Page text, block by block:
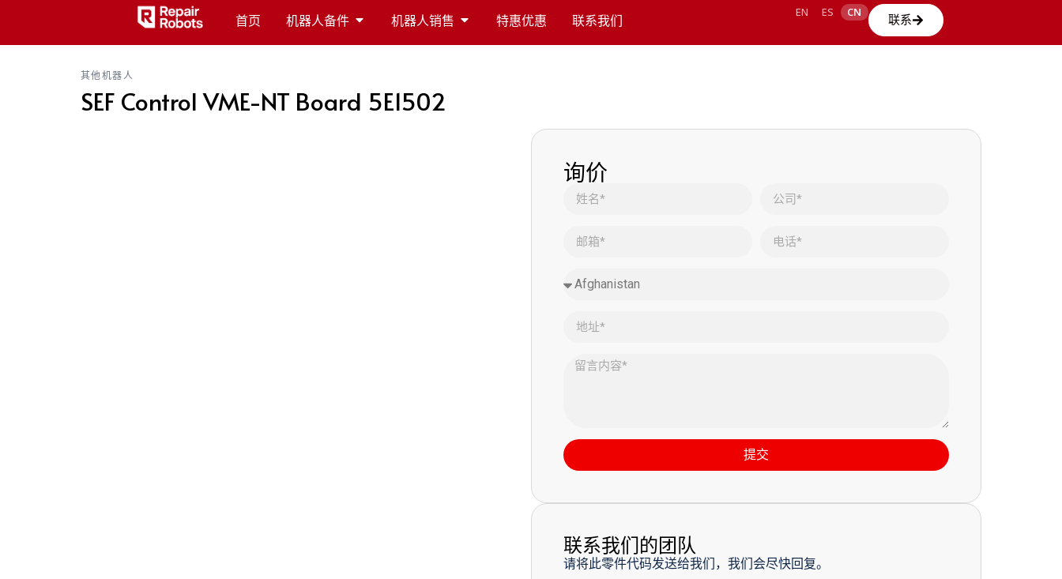
首页 机器人备件 机器人销售 特惠优惠 联系我们 EN ES CN
联系
其他机器人
SEF Control VME-NT Board 5E1502
询价
提交
联系我们的团队
请将此零件代码发送给我们，我们会尽快回复。